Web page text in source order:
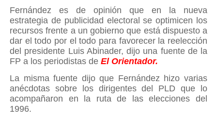
Fernández es de opinión que en la nueva
estrategia de publicidad electoral se optimicen los
recursos frente a un gobierno que está dispuesto a
dar el todo por el todo para favorecer la reelección
del presidente Luis Abinader, dijo una fuente de la
FP a los periodistas de El Orientador.
La misma fuente dijo que Fernández hizo varias
anécdotas sobre los dirigentes del PLD que lo
acompañaron en la ruta de las elecciones del
1996.